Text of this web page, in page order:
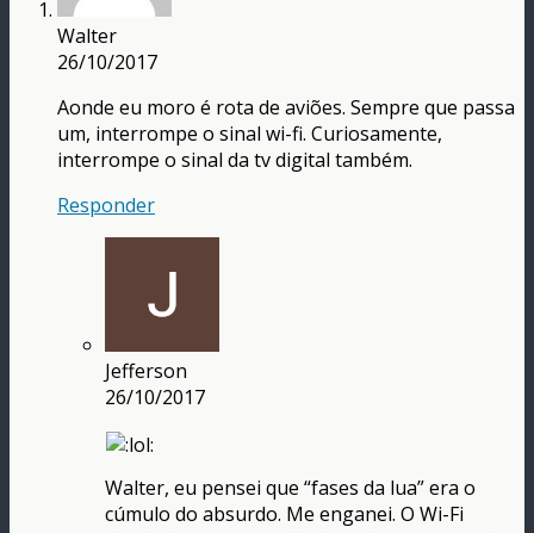
Walter
26/10/2017
Aonde eu moro é rota de aviões. Sempre que passa
um, interrompe o sinal wi-fi. Curiosamente,
interrompe o sinal da tv digital também.
Responder
Jefferson
26/10/2017
Walter, eu pensei que “fases da lua” era o
cúmulo do absurdo. Me enganei. O Wi-Fi